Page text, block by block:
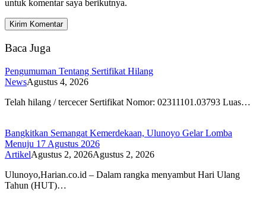
untuk komentar saya berikutnya.
Baca Juga
Pengumuman Tentang Sertifikat Hilang
NewsAgustus 4, 2026
Telah hilang / tercecer Sertifikat Nomor: 02311101.03793 Luas…
Bangkitkan Semangat Kemerdekaan, Ulunoyo Gelar Lomba
Menuju 17 Agustus 2026
ArtikelAgustus 2, 2026Agustus 2, 2026
Ulunoyo,Harian.co.id – Dalam rangka menyambut Hari Ulang
Tahun (HUT)…